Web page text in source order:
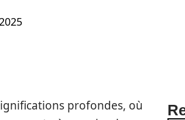
profondes, où